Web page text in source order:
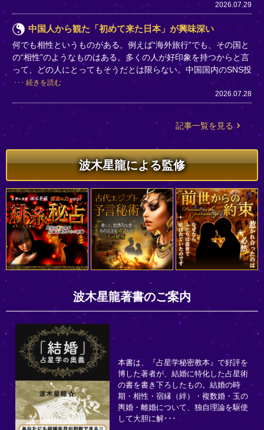
2026.07.29
中国人から観た「初めて来た日本」が興味深い
何でも相性というものがある。例えば“海外旅行”でも、その国と
の“相性”のようなものはある。多くの人が好印象を持つからと言
って、どの人にとってもそうだとは限らない。中国国内のSNS投
続きを読む
2026.07.28
記事一覧を見る
波木星龍による監修
波木星龍著書のご案内
本書は、『占星学秘密教本』で好評を
博した著者が、結婚に特化した占星術
の書を書き下ろしたもの。結婚の時
期・相性・宿縁（絆）・複数婚・玉の
輿婚・離婚について、独自理論を駆使
して大胆に解･･･